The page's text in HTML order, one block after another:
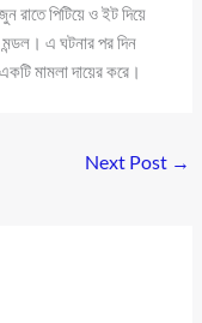
রাতে পিটিয়ে ও ইট দিয়ে
মন্ডল। এ ঘটনার পর দিন
মামলা দায়ের করে।
Next Post →